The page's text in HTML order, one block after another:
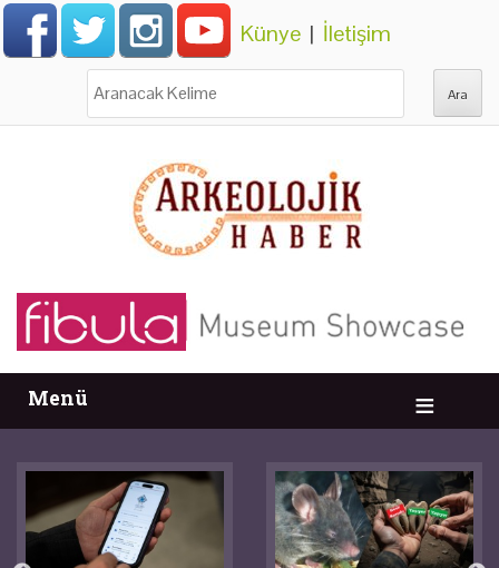
Künye | İletişim
Menü